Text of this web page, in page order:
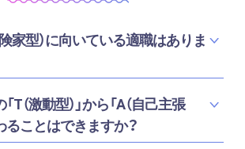
家型）に向いている適職はありま
T（激動型）」から「A（自己主張
ることはできますか？